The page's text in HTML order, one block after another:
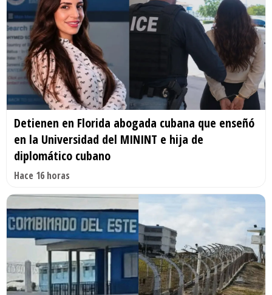
Detienen en Florida abogada cubana que enseñó
en la Universidad del MININT e hija de
diplomático cubano
Hace 16 horas